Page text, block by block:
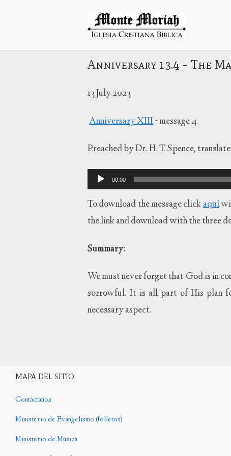
Inicio
Anniversary 13.4 – The
13 July 2023
Anniversary XIII- message 4
Preached by Dr. H. T. Spence,
Reproductor
de
audio
00:00
To download the message clickaquí
the link and download with the three
Summary:
We must never forget that God is in
sorrowful. It is all part of His plan
necessary aspect.
MAPA DEL SITIO
Contáctanos
Ministerio de Evangelismo (folletos)
Ministerio de Música